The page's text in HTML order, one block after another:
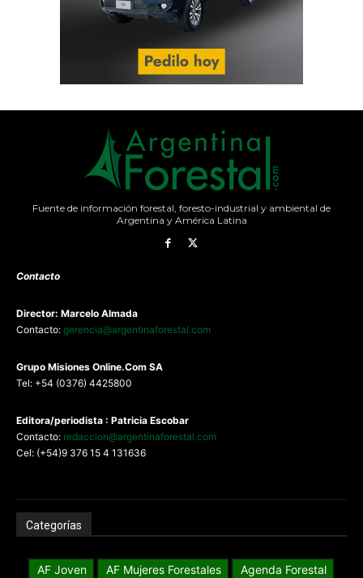
Fuente de información forestal, foresto-industrial y ambiental de
Argentina y América Latina
Contacto
Director: Marcelo Almada
Contacto: gerencia@argentinaforestal.com
Grupo Misiones Online.Com SA
Tel: +54 (0376) 4425800
Editora/periodista : Patricia Escobar
Contacto: redaccion@argentinaforestal.com
Cel: (+54)9 376 15 4 131636
Categorías
AF Joven AF Mujeres Forestales
Agenda Forestal